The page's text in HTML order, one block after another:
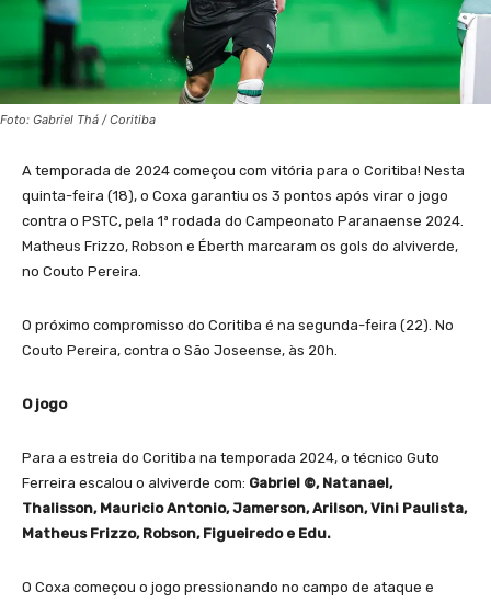
Foto: Gabriel Thá / Coritiba
A temporada de 2024 começou com vitória para o Coritiba! Nesta
quinta-feira (18), o Coxa garantiu os 3 pontos após virar o jogo
contra o PSTC, pela 1ª rodada do Campeonato Paranaense 2024.
Matheus Frizzo, Robson e Éberth marcaram os gols do alviverde,
no Couto Pereira.
O próximo compromisso do Coritiba é na segunda-feira (22). No
Couto Pereira, contra o São Joseense, às 20h.
O jogo
Para a estreia do Coritiba na temporada 2024, o técnico Guto
Ferreira escalou o alviverde com: Gabriel ©, Natanael,
Thalisson, Mauricio Antonio, Jamerson, Arilson, Vini Paulista,
Matheus Frizzo, Robson, Figueiredo e Edu.
O Coxa começou o jogo pressionando no campo de ataque e